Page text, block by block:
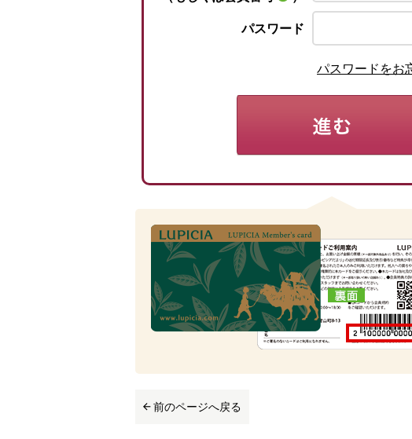
パスワード
パスワードをお
前のページへ戻る